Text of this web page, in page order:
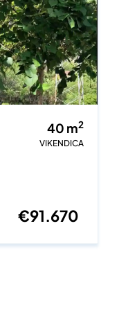
40 m2
VIKENDICA
€91.670